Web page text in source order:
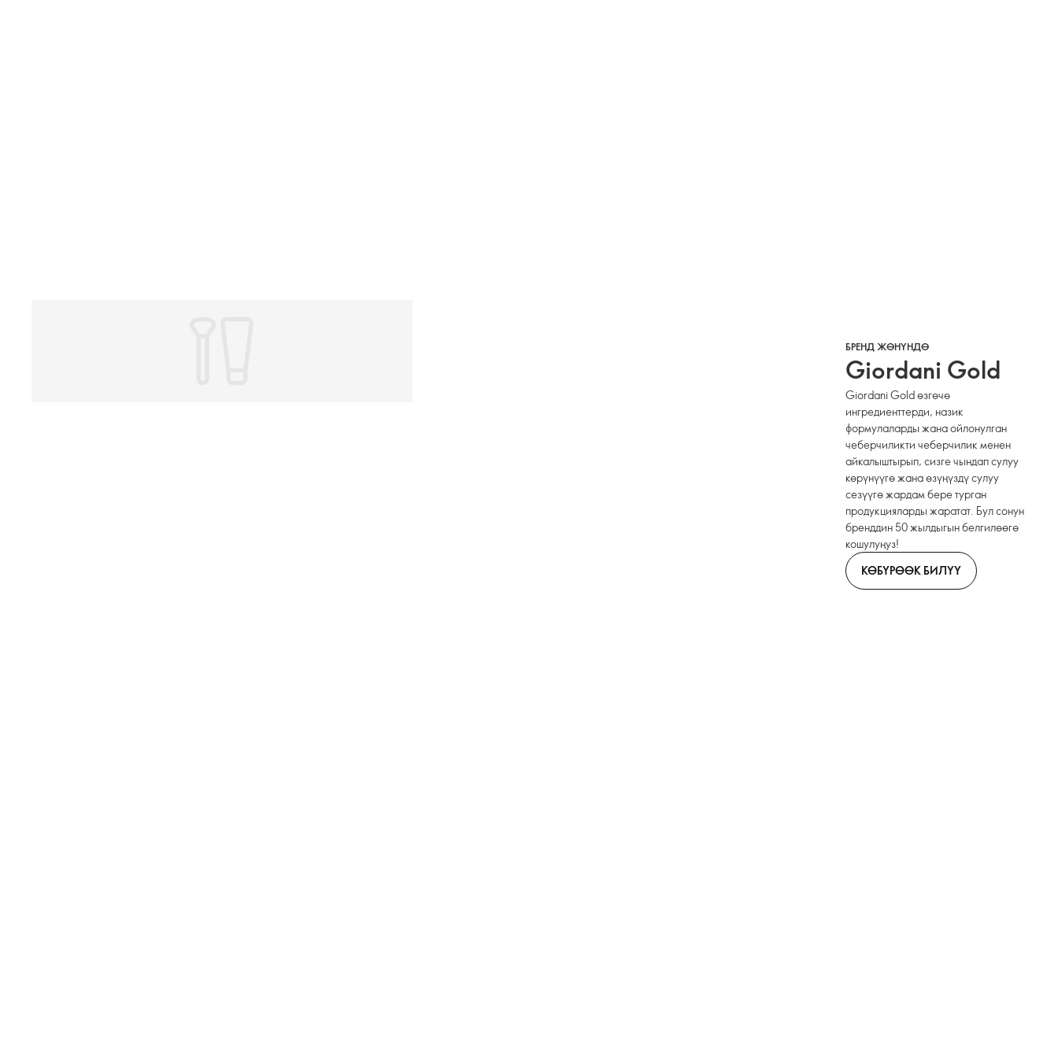
БРЕНД ЖӨНҮНДӨ
Giordani Gold
Giordani Gold өзгөчө
ингредиенттерди, назик
формулаларды жана ойлонулган
чеберчиликти чеберчилик менен
айкалыштырып, сизге чындап сулуу
көрүнүүгө жана өзүңүздү сулуу
сезүүгө жардам бере турган
продукцияларды жаратат. Бул сонун
бренддин 50 жылдыгын белгилөөгө
кошулуңуз!
КӨБҮРӨӨК БИЛҮҮ